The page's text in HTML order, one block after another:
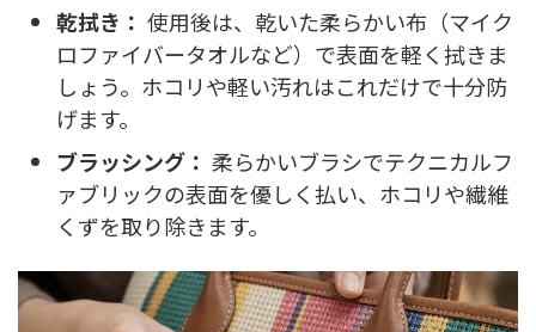
乾拭き： 使用後は、乾いた柔らかい布（マイク
ロファイバータオルなど）で表面を軽く拭きま
しょう。ホコリや軽い汚れはこれだけで十分防
げます。
ブラッシング： 柔らかいブラシでテクニカルフ
ァブリックの表面を優しく払い、ホコリや繊維
くずを取り除きます。